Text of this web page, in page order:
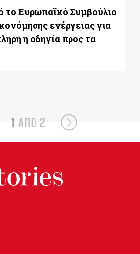
το Ευρωπαϊκό Συμβούλιο
ενέργειας για
η οδηγία προς τα
1 ΑΠΟ 2